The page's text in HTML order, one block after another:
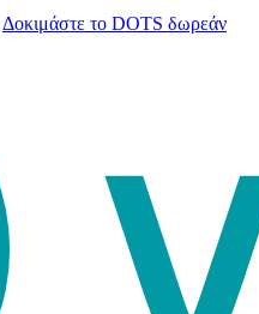
Δοκιμάστε το DOTS δωρεάν